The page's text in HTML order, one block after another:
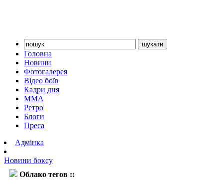
Головна
Новини
Фотогалерея
Відео боїв
Кадри дня
ММА
Ретро
Блоги
Преса
Адмінка
Новини боксу
Облако тегов ::